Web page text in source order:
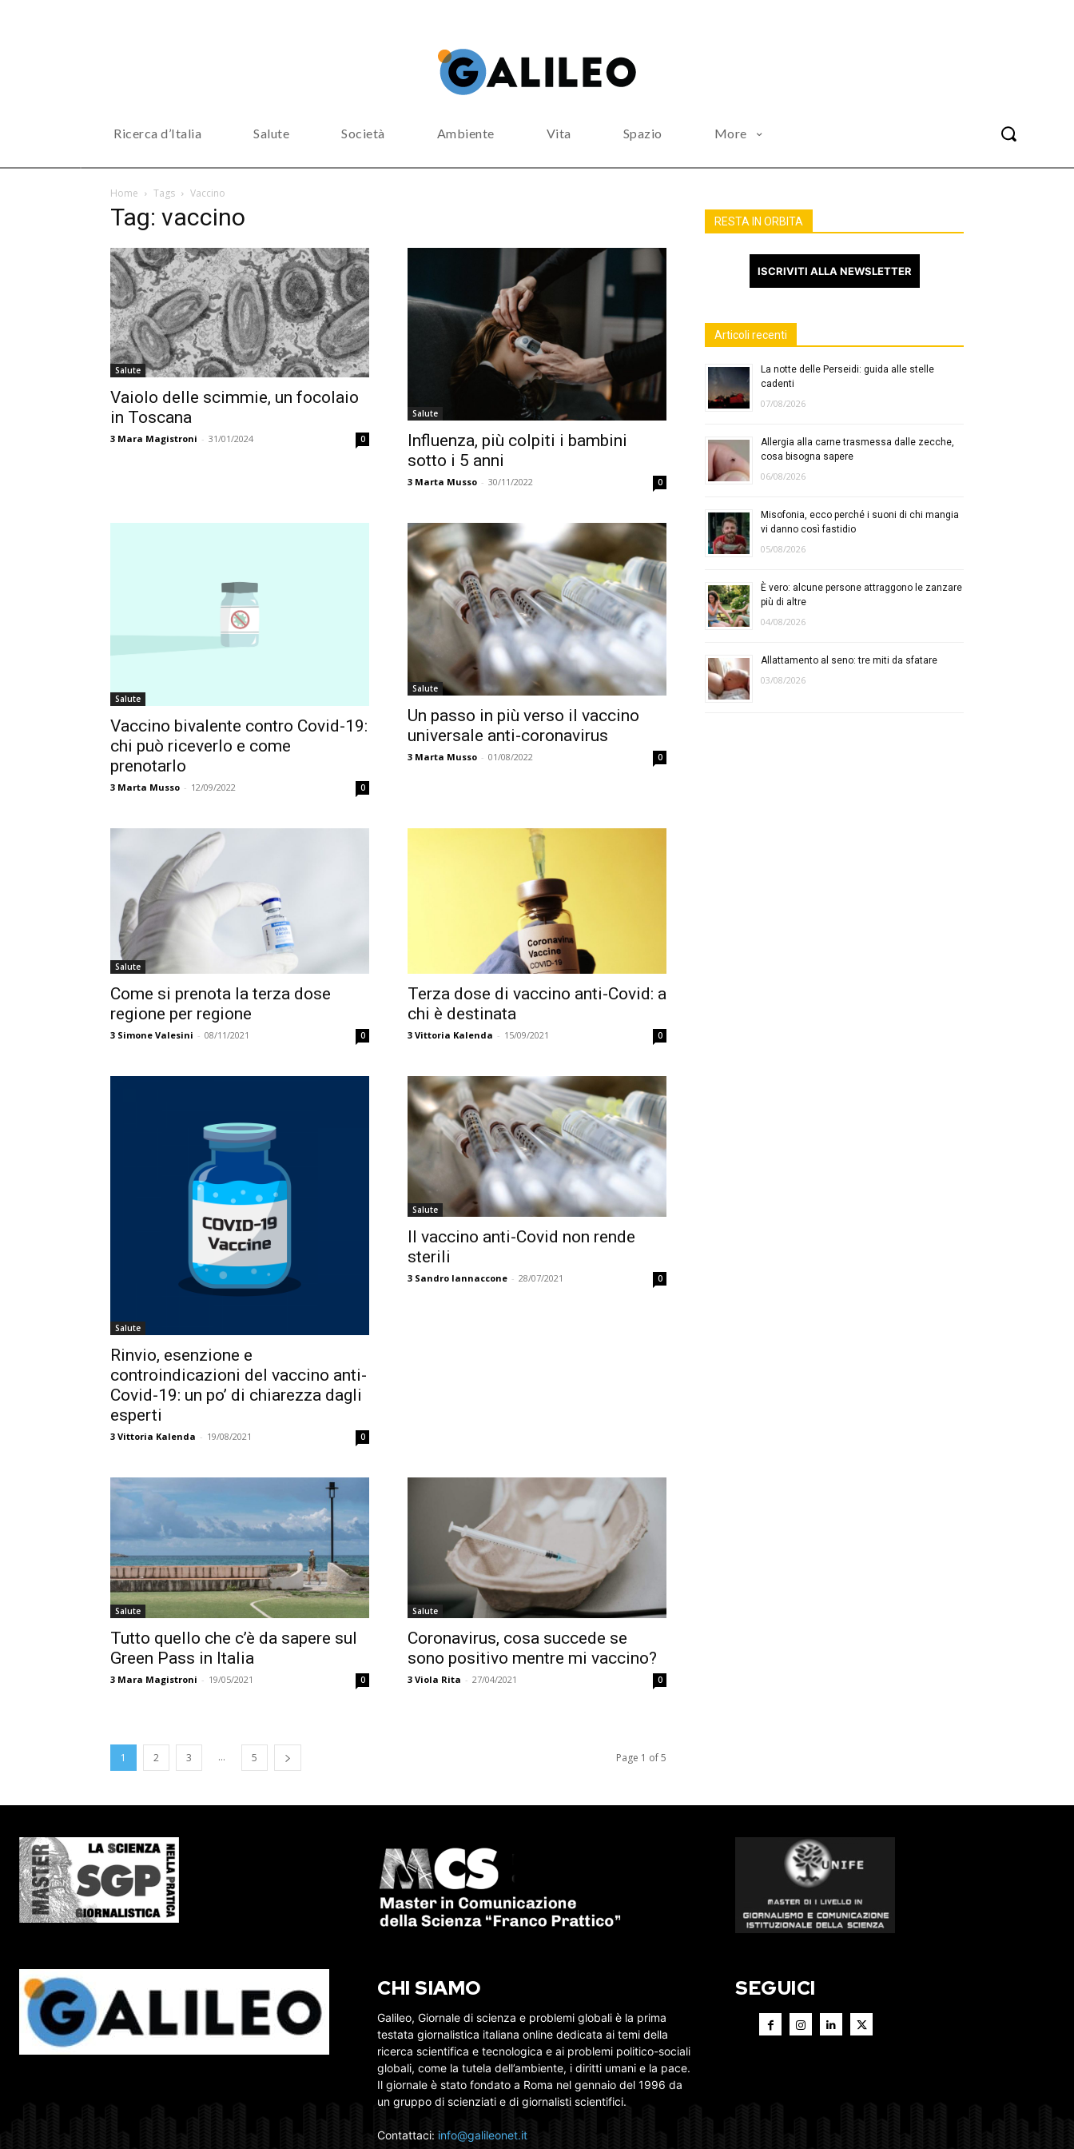
Ricerca d’Italia Salute Società Ambiente Vita Spazio More
Home Tags Vaccino
Tag: vaccino
Salute
Vaiolo delle scimmie, un focolaio
in Toscana
3 Mara Magistroni - 31/01/2024 0
Salute
Influenza, più colpiti i bambini
sotto i 5 anni
3 Marta Musso - 30/11/2022 0
Salute
Vaccino bivalente contro Covid-19:
chi può riceverlo e come
prenotarlo
3 Marta Musso - 12/09/2022 0
Salute
Un passo in più verso il vaccino
universale anti-coronavirus
3 Marta Musso - 01/08/2022 0
Salute
Come si prenota la terza dose
regione per regione
3 Simone Valesini - 08/11/2021 0
Terza dose di vaccino anti-Covid: a
chi è destinata
3 Vittoria Kalenda - 15/09/2021 0
Salute
Rinvio, esenzione e
controindicazioni del vaccino anti-
Covid-19: un po’ di chiarezza dagli
esperti
3 Vittoria Kalenda - 19/08/2021 0
Salute
Il vaccino anti-Covid non rende
sterili
3 Sandro Iannaccone - 28/07/2021 0
Salute
Tutto quello che c’è da sapere sul
Green Pass in Italia
3 Mara Magistroni - 19/05/2021 0
Salute
Coronavirus, cosa succede se
sono positivo mentre mi vaccino?
3 Viola Rita - 27/04/2021 0
1 2 3 ... 5 Page 1 of 5
RESTA IN ORBITA
ISCRIVITI ALLA NEWSLETTER
Articoli recenti
La notte delle Perseidi: guida alle stelle
cadenti
07/08/2026
Allergia alla carne trasmessa dalle zecche,
cosa bisogna sapere
06/08/2026
Misofonia, ecco perché i suoni di chi mangia
vi danno così fastidio
05/08/2026
È vero: alcune persone attraggono le zanzare
più di altre
04/08/2026
Allattamento al seno: tre miti da sfatare
03/08/2026
CHI SIAMO
Galileo, Giornale di scienza e problemi globali è la prima
testata giornalistica italiana online dedicata ai temi della
ricerca scientifica e tecnologica e ai problemi politico-sociali
globali, come la tutela dell’ambiente, i diritti umani e la pace.
Il giornale è stato fondato a Roma nel gennaio del 1996 da
un gruppo di scienziati e di giornalisti scientifici.
Contattaci: info@galileonet.it
SEGUICI